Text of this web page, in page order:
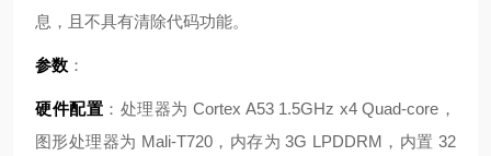
息，且不具有清除代码功能。
参数 ：
硬件配置 ：处理器为 Cortex A53 1.5GHz x4 Quad-core，
图形处理器为 Mali-T720，内存为 3G LPDDRM，内置 32